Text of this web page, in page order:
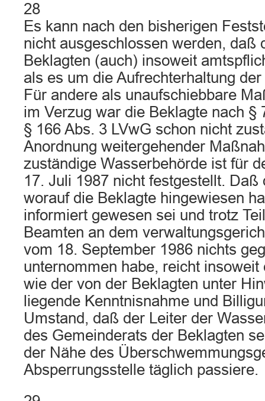
28
Es kann nach den bisherigen
nicht ausgeschlossen werden, daß
Beklagten (auch) insoweit
als es um die Aufrechterhaltung
Für andere als unaufschiebbare
im Verzug war die Beklagte nach §
§ 166 Abs. 3 LVwG schon nicht
Anordnung weitergehender
zuständige Wasserbehörde ist für
17. Juli 1987 nicht festgestellt. Daß
worauf die Beklagte hingewiesen
informiert gewesen sei und trotz
Beamten an dem
vom 18. September 1986 nichts
unternommen habe, reicht insoweit
wie der von der Beklagten unter
liegende Kenntnisnahme und
Umstand, daß der Leiter der
des Gemeinderats der Beklagten
der Nähe des
Absperrungsstelle täglich passiere.